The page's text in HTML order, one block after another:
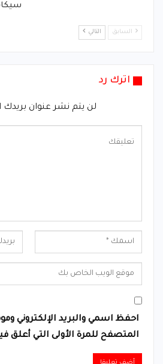
السابق التالي
اترك رد
لن يتم نشر عنوان بريدك
احفظ اسمي والبريد الإلكتروني
المتصفح للمرة الأولى التي أعلق